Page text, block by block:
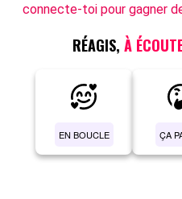
connecte-toi pour gagner
RÉAGIS, À
EN BOUCLE ÇA